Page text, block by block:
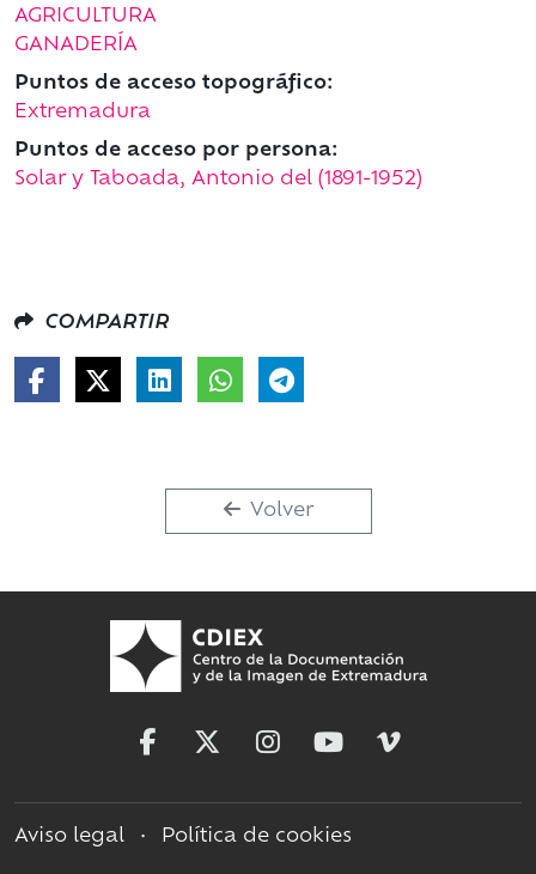
AGRICULTURA
GANADERÍA
Puntos de acceso topográfico:
Extremadura
Puntos de acceso por persona:
Solar y Taboada, Antonio del (1891-1952)
COMPARTIR
Volver
Aviso legal • Política de cookies